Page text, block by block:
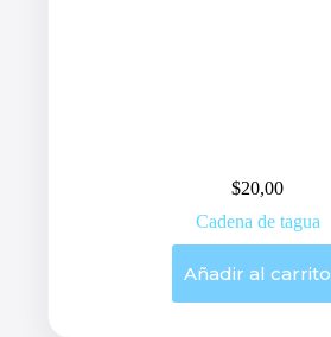
$20,00
Cadena de tagua
Añadir al carrito